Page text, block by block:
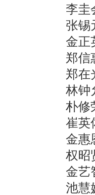
李圭会
张锡元
金正英
郑信惠
郑在光
林钟允
朴修荣
崔英佑
金惠恩
权昭贤
金艺智
池慧媛